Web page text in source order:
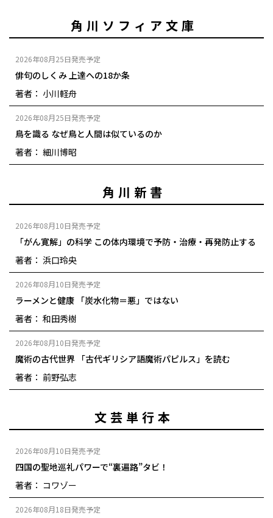
角川ソフィア文庫
2026年08月25日発売予定
俳句のしくみ 上達への18か条
著者： 小川軽舟
2026年08月25日発売予定
鳥を識る なぜ鳥と人間は似ているのか
著者： 細川博昭
角川新書
2026年08月10日発売予定
「がん寛解」の科学 この体内環境で予防・治療・再発防止する
著者： 浜口玲央
2026年08月10日発売予定
ラーメンと健康 「炭水化物＝悪」ではない
著者： 和田秀樹
2026年08月10日発売予定
魔術の古代世界 「古代ギリシア語魔術パピルス」を読む
著者： 前野弘志
文芸単行本
2026年08月10日発売予定
四国の聖地巡礼パワーで“裏遍路”タビ！
著者： コワゾー
2026年08月18日発売予定